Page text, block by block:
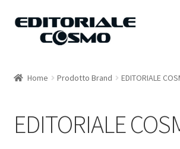
Vai
Vai
Carrello
Home Prodotto Brand EDITORIALE
EDITORIALE